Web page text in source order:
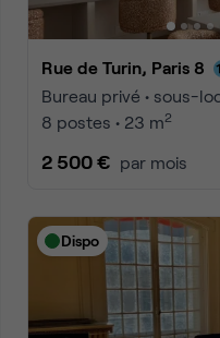
Rue de Turin, Paris 8
Bureau privé • sous-
8 postes • 23 m2
2 500 € par mois
Dispo